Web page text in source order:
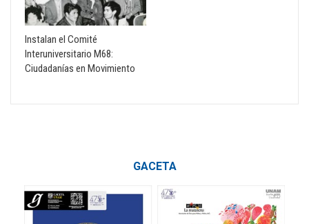
Instalan el Comité
Interuniversitario M68:
Ciudadanías en Movimiento
GACETA